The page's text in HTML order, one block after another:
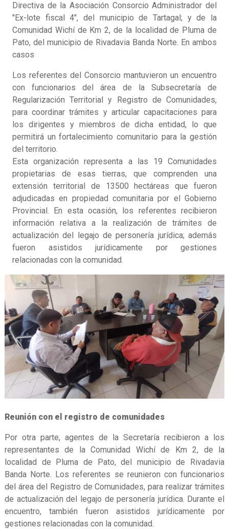
Directiva de la Asociación Consorcio Administrador del
"Ex-lote fiscal 4", del municipio de Tartagal; y de la
Comunidad Wichí de Km 2, de la localidad de Pluma de
Pato, del municipio de Rivadavia Banda Norte. En ambos
casos
Los referentes del Consorcio mantuvieron un encuentro
con funcionarios del área de la Subsecretaría de
Regularización Territorial y Registro de Comunidades,
para coordinar trámites y articular capacitaciones para
los dirigentes y miembros de dicha entidad, lo que
permitirá un fortalecimiento comunitario para la gestión
del territorio.
Esta organización representa a las 19 Comunidades
propietarias de esas tierras, que comprenden una
extensión territorial de 13500 hectáreas que fueron
adjudicadas en propiedad comunitaria por el Gobierno
Provincial. En esta ocasión, los referentes recibieron
información relativa a la realización de trámites de
actualización del legajo de personería jurídica; además
fueron asistidos jurídicamente por gestiones
relacionadas con la comunidad.
Reunión con el registro de comunidades
Por otra parte, agentes de la Secretaría recibieron a los
representantes de la Comunidad Wichí de Km 2, de la
localidad de Pluma de Pato, del municipio de Rivadavia
Banda Norte. Los referentes se reunieron con funcionarios
del área del Registro de Comunidades, para realizar trámites
de actualización del legajo de personería jurídica. Durante el
encuentro, también fueron asistidos jurídicamente por
gestiones relacionadas con la comunidad.